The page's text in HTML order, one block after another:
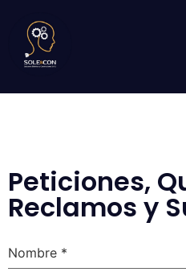
Peticiones,
Reclamos y
Nombre *